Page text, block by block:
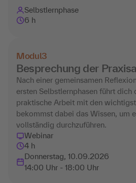
Selbstlernphase
6 h
Modul3
Besprechung der
Nach einer gemeinsamen
ersten Selbstlernphasen führt dich
praktische Arbeit mit den
bekommst dabei das Wissen, um
vollständig durchzuführen.
Webinar
4 h
Donnerstag, 10.09.2026
14:00 Uhr - 18:00 Uhr